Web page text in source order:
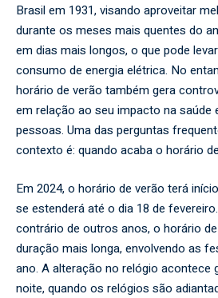
Brasil em 1931, visando aproveitar
durante os meses mais quentes do
em dias mais longos, o que pode
consumo de energia elétrica. No
horário de verão também gera
em relação ao seu impacto na saúde
pessoas. Uma das perguntas
contexto é: quando acaba o horário
Em 2024, o horário de verão terá
se estenderá até o dia 18 de
contrário de outros anos, o horário
duração mais longa, envolvendo as
ano. A alteração no relógio acontece
noite, quando os relógios são